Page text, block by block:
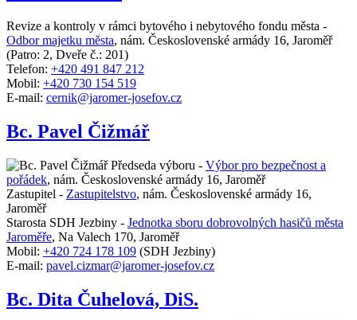
Revize a kontroly v rámci bytového i nebytového fondu města -
Odbor majetku města, nám. Československé armády 16, Jaroměř
(Patro: 2, Dveře č.: 201)
Telefon: +420 491 847 212
Mobil: +420 730 154 519
E-mail: cernik@jaromer-josefov.cz
Bc. Pavel Čižmář
Předseda výboru - Výbor pro bezpečnost a
pořádek, nám. Československé armády 16, Jaroměř
Zastupitel - Zastupitelstvo, nám. Československé armády 16,
Jaroměř
Starosta SDH Jezbiny - Jednotka sboru dobrovolných hasičů města
Jaroměře, Na Valech 170, Jaroměř
Mobil: +420 724 178 109 (SDH Jezbiny)
E-mail: pavel.cizmar@jaromer-josefov.cz
Bc. Dita Čuhelová, DiS.